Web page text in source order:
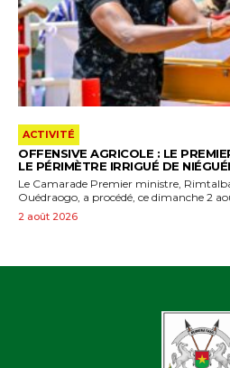
ACTIVITÉ
OFFENSIVE AGRICOLE : LE
LE PÉRIMÈTRE IRRIGUÉ DE
Le Camarade Premier ministre,
Ouédraogo, a procédé, ce dimanche 2
2 août 2026